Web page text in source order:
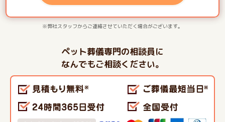
※弊社スタッフからご連絡させていただく場合がございます。
ペット葬儀専門の相談員に
なんでもご相談ください。